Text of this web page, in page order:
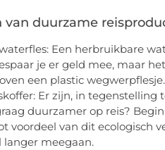
van duurzame
Een herbruikbare
je er geld mee, maar
een plastic wegwerpflesje.
Er zijn, in
duurzamer op reis?
voordeel van dit ecologisch
langer meegaan.